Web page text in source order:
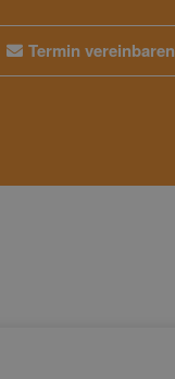
Termin vereinbaren